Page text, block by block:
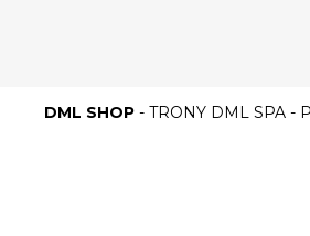
DML SHOP - TRONY DML SPA -